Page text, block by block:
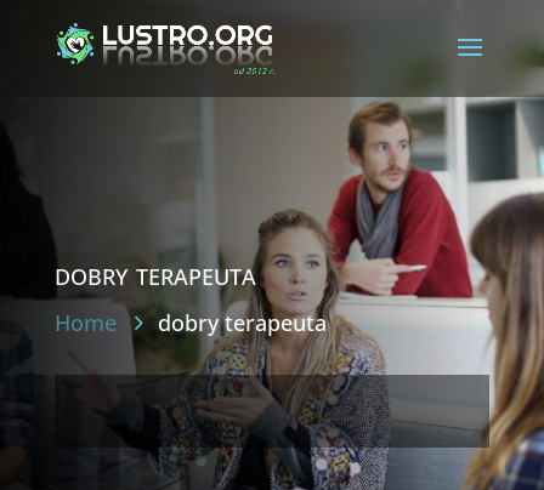
dobry terapeuta
Home dobry terapeuta